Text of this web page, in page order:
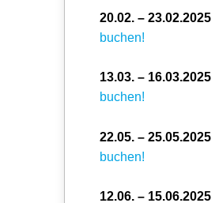
20.02. – 23.02.2025
buchen!
13.03. – 16.03.2025
buchen!
22.05. – 25.05.2025
buchen!
12.06. – 15.06.2025